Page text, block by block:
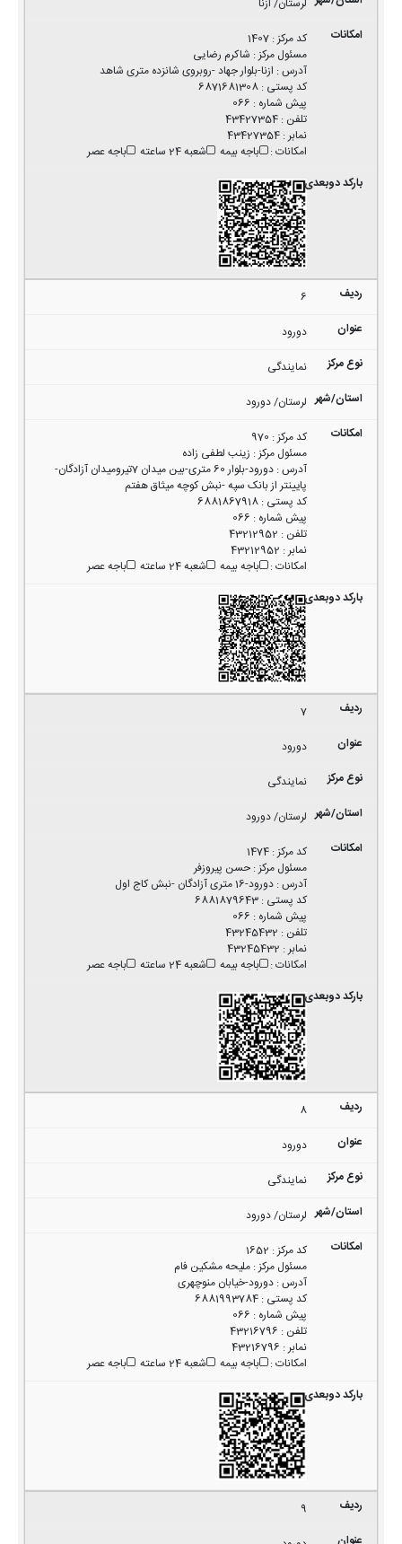
لرستان/ ازنا
کد مرکز:
1407
مسئول مرکز: شاکرم رضایی
آدرس: ازنا-بلوار جهاد -روبروی شانزده متری شاهد
کد پستی :
6871681308
پیش شماره :
066
تلفن :
43427354
نمابر:
43427354
امکانات: باجه بیمه شعبه 24 ساعته باجه عصر
6
دورود
نمایندگی
لرستان/ دورود
کد مرکز:
970
مسئول مرکز: زینب لطفی زاده
آدرس:
دورود-بلوار 60 متری-بین میدان 7تیرومیدان آزادگان-
پایینتر از بانک سپه -نبش کوچه میثاق هفتم
کد پستی :
6881867918
پیش شماره :
066
تلفن :
43212952
نمابر:
43212952
امکانات: باجه بیمه شعبه 24 ساعته باجه عصر
7
دورود
نمایندگی
لرستان/ دورود
کد مرکز:
1474
مسئول مرکز:حسن پیروزفر
آدرس:دورود-16 متری آزادگان -نبش کاج اول
کد پستی :
6881879643
پیش شماره :
066
تلفن :
43245432
نمابر:
43245432
امکانات: باجه بیمه شعبه 24 ساعته باجه عصر
8
دورود
نمایندگی
لرستان/ دورود
کد مرکز:
1652
مسئول مرکز:ملیحه مشکین فام
آدرس:دورود-خیابان منوچهری
کد پستی :
6881993784
پیش شماره :
066
تلفن :
43216796
نمابر:
43216796
امکانات: باجه بیمه شعبه 24 ساعته باجه عصر
9